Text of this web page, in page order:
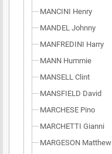
MANCINI Henry
MANDEL Johnny
MANFREDINI Harry
MANN Hummie
MANSELL Clint
MANSFIELD David
MARCHESE Pino
MARCHETTI Gianni
MARGESON Matthew